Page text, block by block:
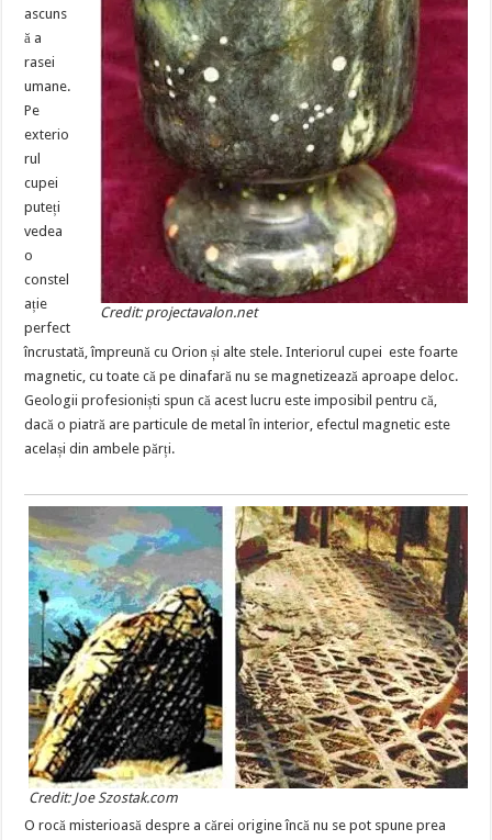
Credit: projectavalon.net
ascuns
ă a
rasei
umane.
Pe
exterio
rul
cupei
puteți
vedea
o
constel
ație
perfect
încrustată, împreună cu Orion și alte stele. Interiorul cupei este foarte
magnetic, cu toate că pe dinafară nu se magnetizează aproape deloc.
Geologii profesioniști spun că acest lucru este imposibil pentru că,
dacă o piatră are particule de metal în interior, efectul magnetic este
același din ambele părți.
Credit: Joe Szostak.com
O rocă misterioasă despre a cărei origine încă nu se pot spune prea